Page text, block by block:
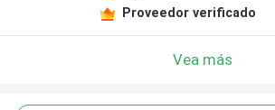
Proveedor verificado
Vea más